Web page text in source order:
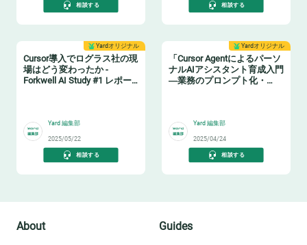
相談する 相談する
Yardオリジナル
Cursor導入でログラス社の現
場はどう変わったか -
Forkwell AI Study #1 レポー
Yard 編集部
2025/05/22
相談する
Yardオリジナル
「Cursor Agentによるパーソ
ナルAIアシスタント育成入門
―業務のプロンプト化・
Yard 編集部
2025/04/24
相談する
About Guides